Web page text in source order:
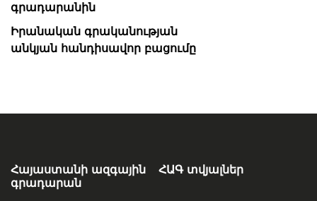
գրադարանին
Իրանական գրականության
անկյան հանդիսավոր բացումը
Հայաստանի ազգային
գրադարան
ՀԱԳ տվյալներ